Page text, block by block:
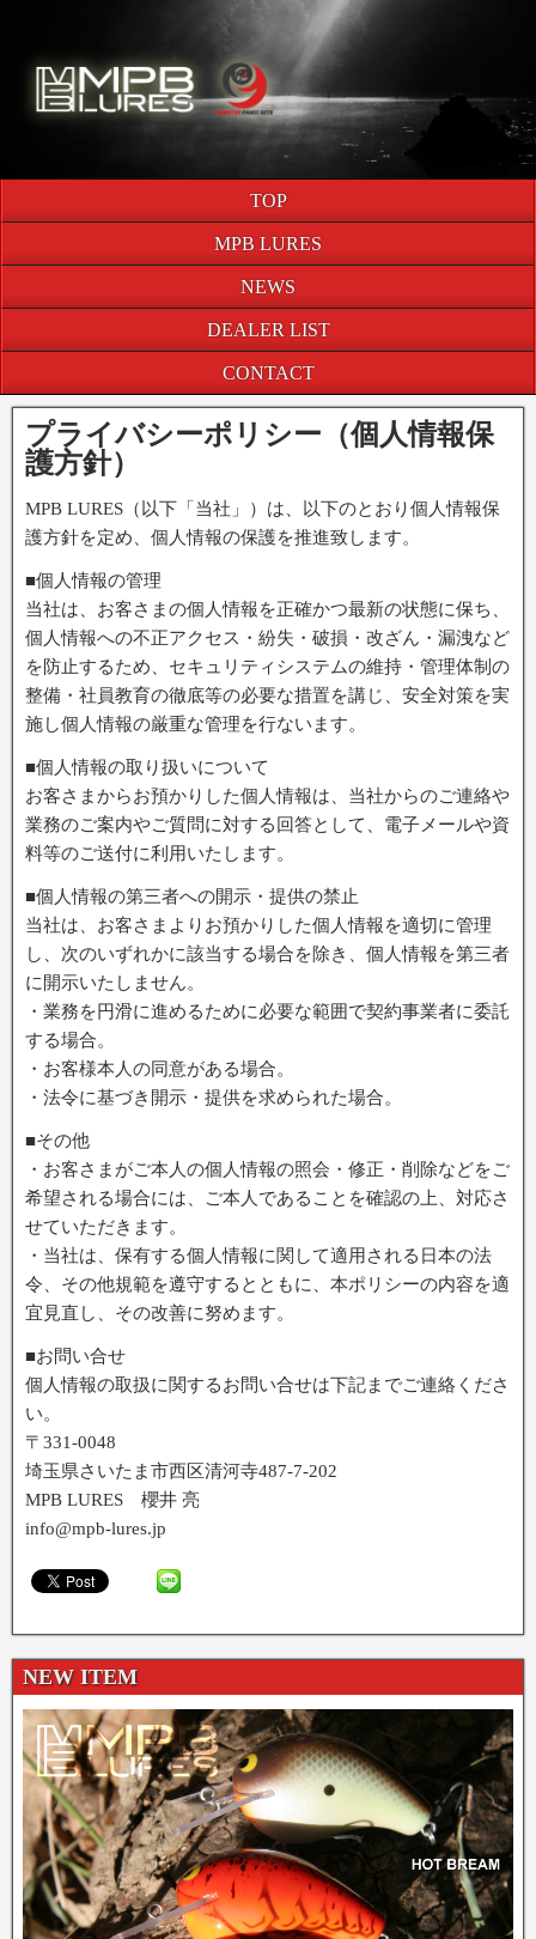
TOP
MPB LURES
NEWS
DEALER LIST
CONTACT
プライバシーポリシー（個人情報保
護方針）
MPB LURES（以下「当社」）は、以下のとおり個人情報保
護方針を定め、個人情報の保護を推進致します。
■個人情報の管理
当社は、お客さまの個人情報を正確かつ最新の状態に保ち、
個人情報への不正アクセス・紛失・破損・改ざん・漏洩など
を防止するため、セキュリティシステムの維持・管理体制の
整備・社員教育の徹底等の必要な措置を講じ、安全対策を実
施し個人情報の厳重な管理を行ないます。
■個人情報の取り扱いについて
お客さまからお預かりした個人情報は、当社からのご連絡や
業務のご案内やご質問に対する回答として、電子メールや資
料等のご送付に利用いたします。
■個人情報の第三者への開示・提供の禁止
当社は、お客さまよりお預かりした個人情報を適切に管理
し、次のいずれかに該当する場合を除き、個人情報を第三者
に開示いたしません。
・業務を円滑に進めるために必要な範囲で契約事業者に委託
する場合。
・お客様本人の同意がある場合。
・法令に基づき開示・提供を求められた場合。
■その他
・お客さまがご本人の個人情報の照会・修正・削除などをご
希望される場合には、ご本人であることを確認の上、対応さ
せていただきます。
・当社は、保有する個人情報に関して適用される日本の法
令、その他規範を遵守するとともに、本ポリシーの内容を適
宜見直し、その改善に努めます。
■お問い合せ
個人情報の取扱に関するお問い合せは下記までご連絡くださ
い。
〒331-0048
埼玉県さいたま市西区清河寺487-7-202
MPB LURES 櫻井 亮
info@mpb-lures.jp
NEW ITEM